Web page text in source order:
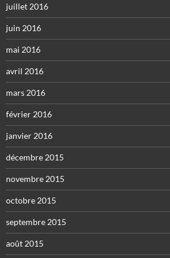
juillet 2016
juin 2016
mai 2016
avril 2016
mars 2016
février 2016
janvier 2016
décembre 2015
novembre 2015
octobre 2015
septembre 2015
août 2015